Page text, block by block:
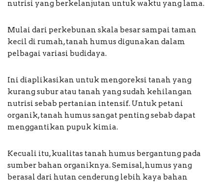
nutrisi yang berkelanjutan untuk waktu yang lama.
Mulai dari perkebunan skala besar sampai taman
kecil di rumah, tanah humus digunakan dalam
pelbagai variasi budidaya.
Ini diaplikasikan untuk mengoreksi tanah yang
kurang subur atau tanah yang sudah kehilangan
nutrisi sebab pertanian intensif. Untuk petani
organik, tanah humus sangat penting sebab dapat
menggantikan pupuk kimia.
Kecuali itu, kualitas tanah humus bergantung pada
sumber bahan organiknya. Semisal, humus yang
berasal dari hutan cenderung lebih kaya bahan